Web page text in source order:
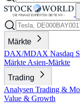
Märkte
DAX/MDAX Nasdaq
Märkte Asien-Märkte
Trading
Analysen Trading &
Value & Growth